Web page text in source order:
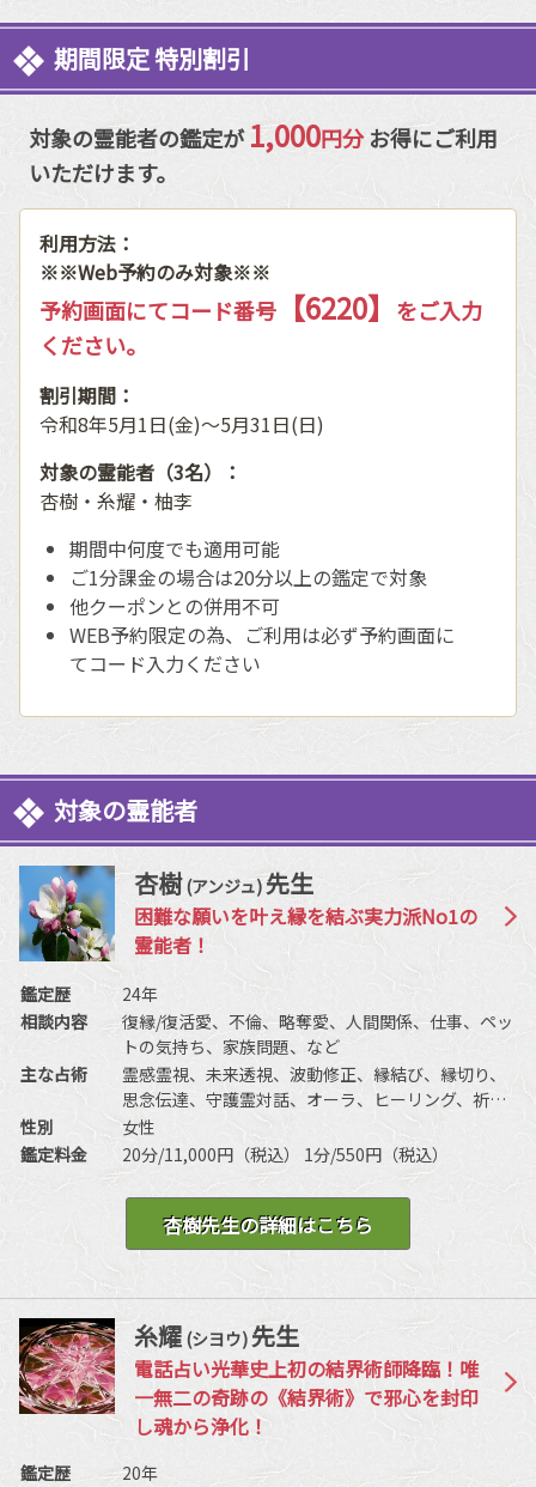
期間限定 特別割引
対象の霊能者の鑑定が1,000円分お得にご利用
いただけます。
利用方法：
※※Web予約のみ対象※※
予約画面にてコード番号 【6220】
をご入力
ください。
割引期間：
令和8年5月1日(金)〜5月31日(日)
対象の霊能者（3名）：
杏樹・糸耀・柚李
期間中何度でも適用可能
ご1分課金の場合は20分以上の鑑定で対象
他クーポンとの併用不可
WEB予約限定の為、ご利用は必ず予約画面に
てコード入力ください
対象の霊能者
杏樹(アンジュ)先生
困難な願いを叶え縁を結ぶ実力派No1の
霊能者！
鑑定歴
24年
相談内容
復縁/復活愛、不倫、略奪愛、人間関係、仕事、ペッ
トの気持ち、家族問題、など
主な占術
霊感霊視、未来透視、波動修正、縁結び、縁切り、
思念伝達、守護霊対話、オーラ、ヒーリング、祈願
祈祷、など
性別
女性
鑑定料金
20分/11,000円（税込） 1分/550円（税込）
杏樹先生の詳細はこちら
糸耀 (シヨウ)先生
電話占い光華史上初の結界術師降臨！唯
一無二の奇跡の《結界術》で邪心を封印
し魂から浄化！
鑑定歴
20年